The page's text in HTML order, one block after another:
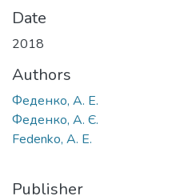
Date
2018
Authors
Феденко, А. Е.
Феденко, А. Є.
Fedenko, A. Е.
Publisher